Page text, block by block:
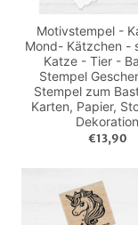
Motivstempel -
Mond- Kätzchen -
Katze - Tier -
Stempel
Stempel zum
Karten, Papier,
Dekoration
€13,90